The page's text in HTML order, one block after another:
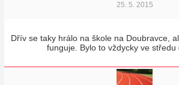
25. 5. 2015
Dřív se taky hrálo na škole na Doubravce,
funguje. Bylo to vždycky ve středu